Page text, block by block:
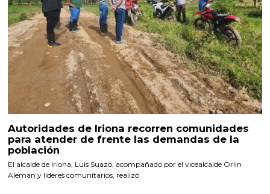
Autoridades de Iriona recorren comunidades
para atender de frente las demandas de la
población
El alcalde de Iriona, Luis Suazo, acompañado por el vicealcalde Orlin
Alemán y líderes comunitarios, realizó